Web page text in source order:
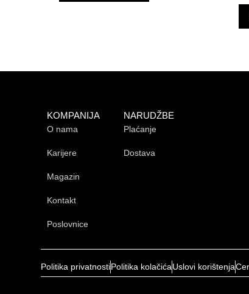
KOMPANIJA
O nama
Karijere
Magazin
Kontakt
Poslovnice
NARUDŽBE
Plaćanje
Dostava
Politika privatnostiPolitika kolačićaUslovi korištenja